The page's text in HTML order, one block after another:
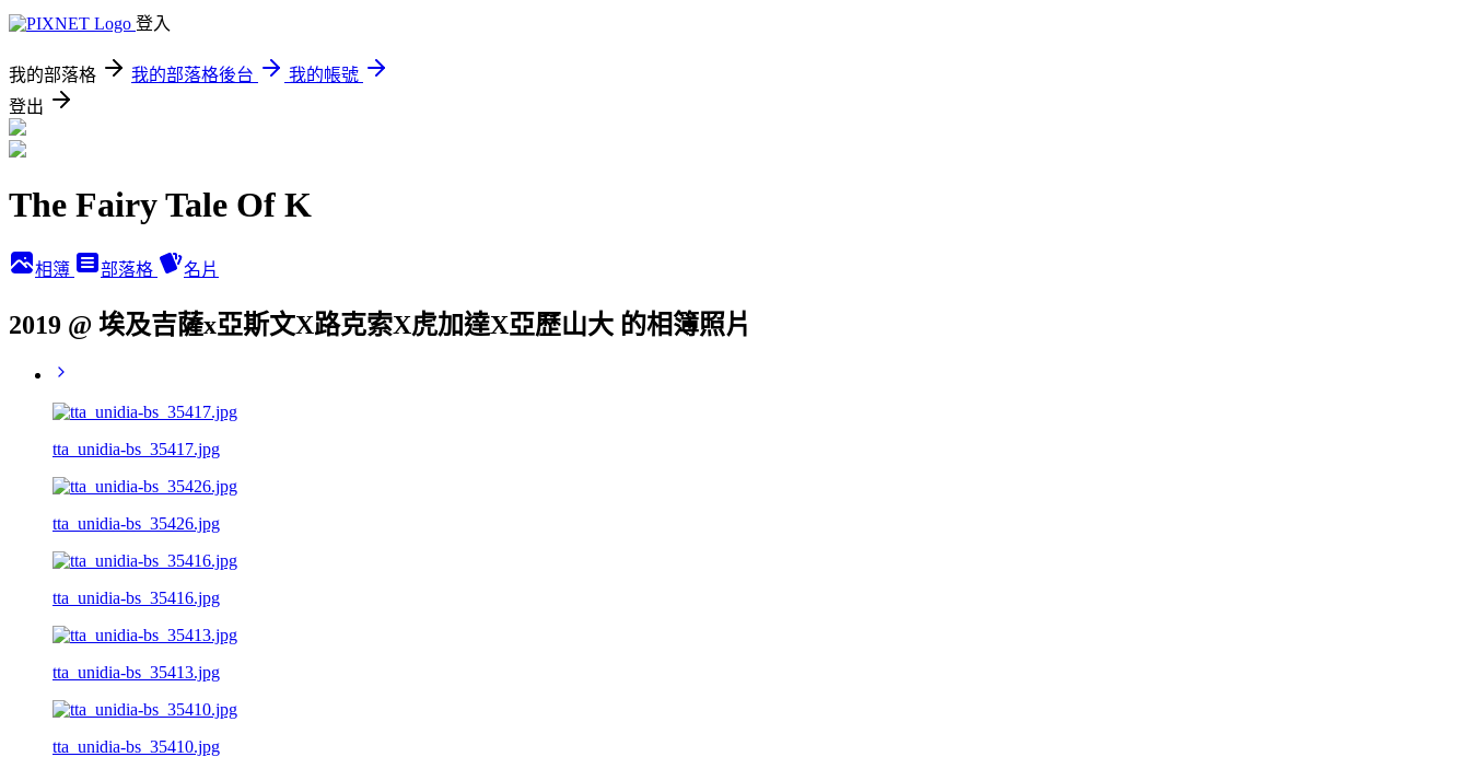
登入
我的部落格 我的部落格後台
我的帳號
登出
The Fairy Tale Of K
相簿 部落格 名片
2019 @ 埃及吉薩x亞斯文X路克索X虎加達X亞歷山大 的相簿照片
tta_unidia-bs_35417.jpg
tta_unidia-bs_35426.jpg
tta_unidia-bs_35416.jpg
tta_unidia-bs_35413.jpg
tta_unidia-bs_35410.jpg